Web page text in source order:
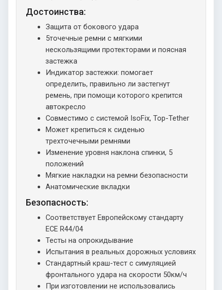
Достоинства:
Защита от бокового удара
5точечные ремни с мягкими
нескользящими протекторами и поясная
застежка
Индикатор застежки: помогает
определить, правильно ли застегнут
ремень, при помощи которого крепится
автокресло
Совместимо с системой IsoFix, Top-Tether
Может крепиться к сиденью
трехточечными ремнями
Изменение уровня наклона спинки, 5
положений
Мягкие накладки на ремни безопасности
Анатомические вкладки
Безопасность:
Соответствует Европейскому стандарту
ECE R44/04
Тесты на опрокидывание
Испытания в реальных дорожных условиях
Стандартный краш-тест с симуляцией
фронтального удара на скорости 50км/ч
При изготовлении не использовались